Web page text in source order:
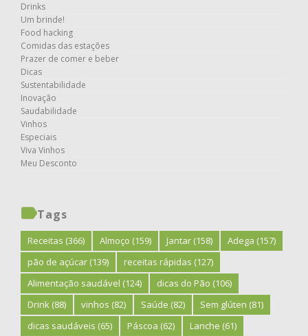
Drinks
Um brinde!
Food hacking
Comidas das estações
Prazer de comer e beber
Dicas
Sustentabilidade
Inovação
Saudabilidade
Vinhos
Especiais
Viva Vinhos
Meu Desconto
Tags
Receitas (366) Almoço (159) Jantar (158) Adega (157)
pão de açúcar (139) receitas rápidas (127)
Alimentação saudável (124) dicas do Pão (106)
Drink (88) vinhos (82) Saúde (82) Sem glúten (81)
dicas saudáveis (65) Páscoa (62) Lanche (61)